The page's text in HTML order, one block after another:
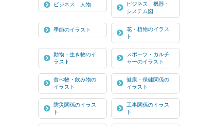
ビジネス 人物
ビジネス 機器・
システム図
季節のイラスト
花・植物のイラス
ト
動物・生き物のイ
ラスト
スポーツ・カルチ
ャーのイラスト
食べ物・飲み物の
イラスト
健康・保健関係の
イラスト
防災関係のイラス
ト
工事関係のイラス
ト